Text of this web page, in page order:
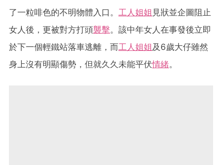
了一粒啡色的不明物體入口。 工人姐姐 見狀並企圖阻止
女人後，更被對方打頭襲擊。該中年女人在事發後立即
於下一個輕鐵站落車逃離，而工人姐姐 及6歲大仔雖然
身上沒有明顯傷勢，但就久久未能平伏情緒。